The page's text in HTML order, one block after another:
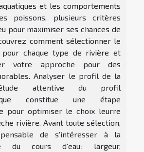
et les comportements
poissons, plusieurs critères
pour maximiser ses chances de
comment sélectionner le
chaque type de rivière et
votre approche pour des
Analyser le profil de la
attentive du profil
constitue une étape
pour optimiser le choix leurre
rivière. Avant toute sélection,
de s’intéresser à la
du cours d’eau : largeur,